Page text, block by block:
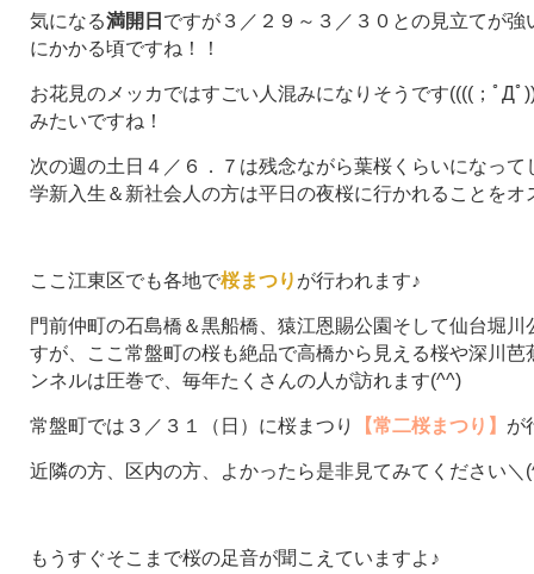
気になる満開日 ですが３／２９～３／３０との見立てが強
にかかる頃ですね！！
お花見のメッカではすごい人混みになりそうです((((；ﾟДﾟ
みたいですね！
次の週の土日４／６．７は残念ながら葉桜くらいになって
学新入生＆新社会人の方は平日の夜桜に行かれることをオ
ここ江東区でも各地で桜まつり が行われます♪
門前仲町の石島橋＆黒船橋、猿江恩賜公園そして仙台堀川
すが、ここ常盤町の桜も絶品で高橋から見える桜や深川芭
ンネルは圧巻で、毎年たくさんの人が訪れます(^^)
常盤町では３／３１（日）に桜まつり 【常二桜まつり】 が
近隣の方、区内の方、よかったら是非見てみてください＼
もうすぐそこまで桜の足音が聞こえていますよ♪